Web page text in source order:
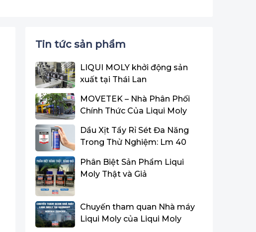
Tin tức sản phẩm
LIQUI MOLY khởi động sản
xuất tại Thái Lan
MOVETEK – Nhà Phân Phối
Chính Thức Của Liqui Moly
Dầu Xịt Tẩy Rỉ Sét Đa Năng
Trong Thử Nghiệm: Lm 40
Hiệu Quán Quân Và Dẫn Đầu
Về Tỷ Lệ Hiệu Năng/Giá Thành
Phân Biệt Sản Phẩm Liqui
Moly Thật và Giả
Chuyến tham quan Nhà máy
Liqui Moly của Liqui Moly